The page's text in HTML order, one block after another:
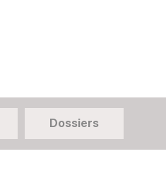
Dossiers